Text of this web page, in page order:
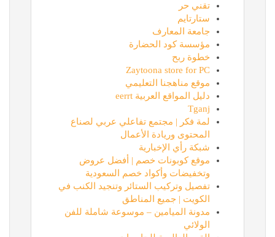
تقني حر
ستارتايم
جامعة المعارف
مؤسسة كود الحضارة
خطوة ربح
Zaytoona store for PC
موقع مناهجنا التعليمي
دليل المواقع العربية eerrt
Tganj
لمة فكر | مجتمع تفاعلي عربي لصناع
المحتوى وريادة الأعمال
شبكة رأي الإخبارية
موقع كوبونات خصم | أفضل عروض
وتخفيضات وأكواد خصم السعودية
تفصيل وتركيب الستائر وتنجيد الكنب في
الكويت | جميع المناطق
مدونة الميامين – موسوعة شاملة للفن
الولائي